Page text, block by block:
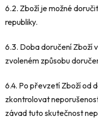
6.2. Zboží je možné
republiky.
6.3. Doba doručení Zboží
zvoleném způsobu
6.4. Po převzetí Zboží od
zkontrolovat
závad tuto skutečnost